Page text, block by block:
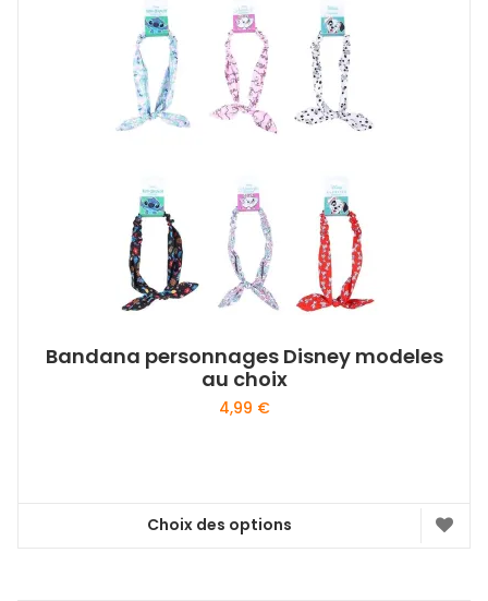
Bandana personnages Disney modeles
au choix
4,99 €
Choix des options
Ce